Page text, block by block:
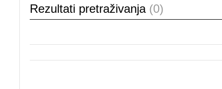
Rezultati pretraživanja (0)